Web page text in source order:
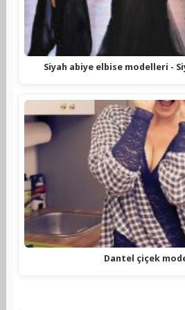
Siyah abiye elbise modelleri -
Dantel çiçek